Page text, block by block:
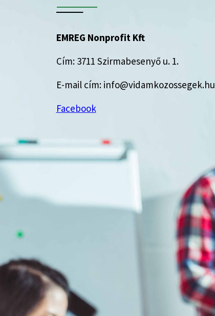
EMREG Nonprofit Kft
Cím: 3711 Szirmabesenyő u. 1.
E-mail cím: info@vidamkozossegek.hu
Facebook